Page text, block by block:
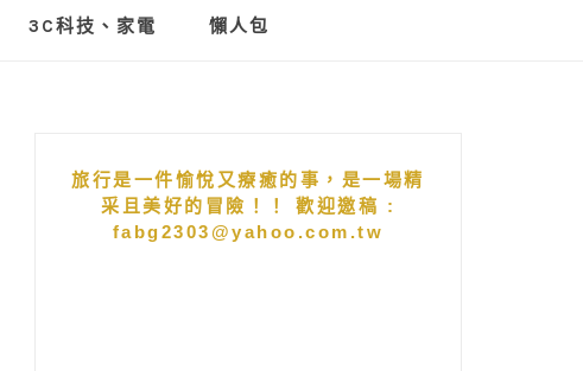
3C科技、家電 懶人包
旅行是一件愉悅又療癒的事，是一場精
采且美好的冒險！！ 歡迎邀稿 :
fabg2303@yahoo.com.tw